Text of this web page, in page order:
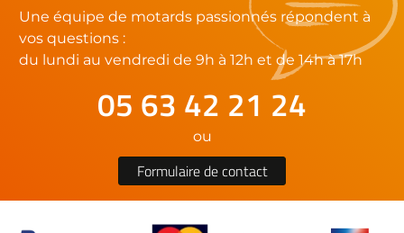
Une équipe de motards passionnés répondent à
vos questions :
du lundi au vendredi de 9h à 12h et de 14h à 17h
05 63 42 21 24
ou
Formulaire de contact